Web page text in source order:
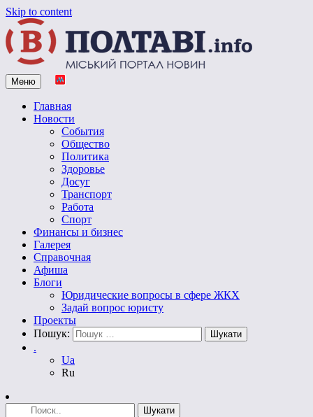
Skip to content
Vpoltave.info
Полтавский портал новостей
Меню
Главная
Новости
События
Общество
Политика
Здоровье
Досуг
Транспорт
Работа
Спорт
Финансы и бизнес
Галерея
Справочная
Афиша
Блоги
Юридические вопросы в сфере ЖКХ
Задай вопрос юристу
Проекты
Пошук:
.
Ua
Ru